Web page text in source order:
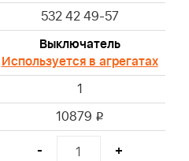
532 42 49-57
Выключатель
Используется в агрегатах
1
10879 i
- +